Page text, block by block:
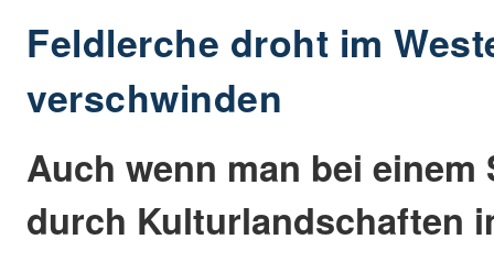
Feldlerche droht im
verschwinden
Auch wenn man bei einem
durch Kulturlandschaften